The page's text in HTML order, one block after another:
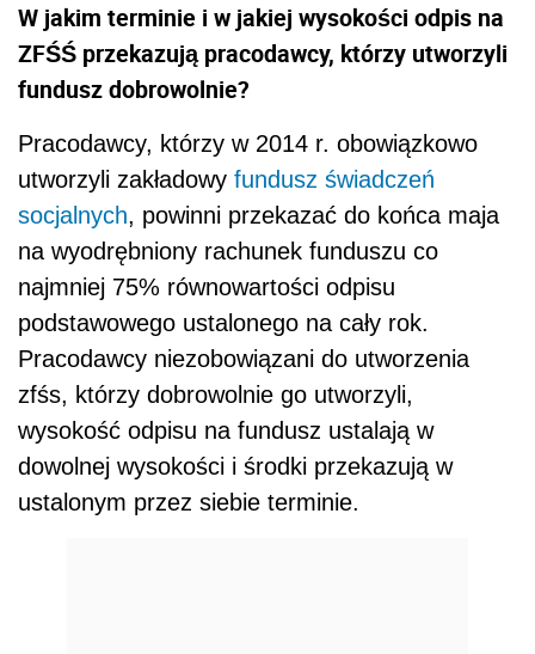
W jakim terminie i w jakiej wysokości odpis na
ZFŚŚ przekazują pracodawcy, którzy utworzyli
fundusz dobrowolnie?
Pracodawcy, którzy w 2014 r. obowiązkowo
utworzyli zakładowy fundusz świadczeń
socjalnych, powinni przekazać do końca maja
na wyodrębniony rachunek funduszu co
najmniej 75% równowartości odpisu
podstawowego ustalonego na cały rok.
Pracodawcy niezobowiązani do utworzenia
zfśs, którzy dobrowolnie go utworzyli,
wysokość odpisu na fundusz ustalają w
dowolnej wysokości i środki przekazują w
ustalonym przez siebie terminie.